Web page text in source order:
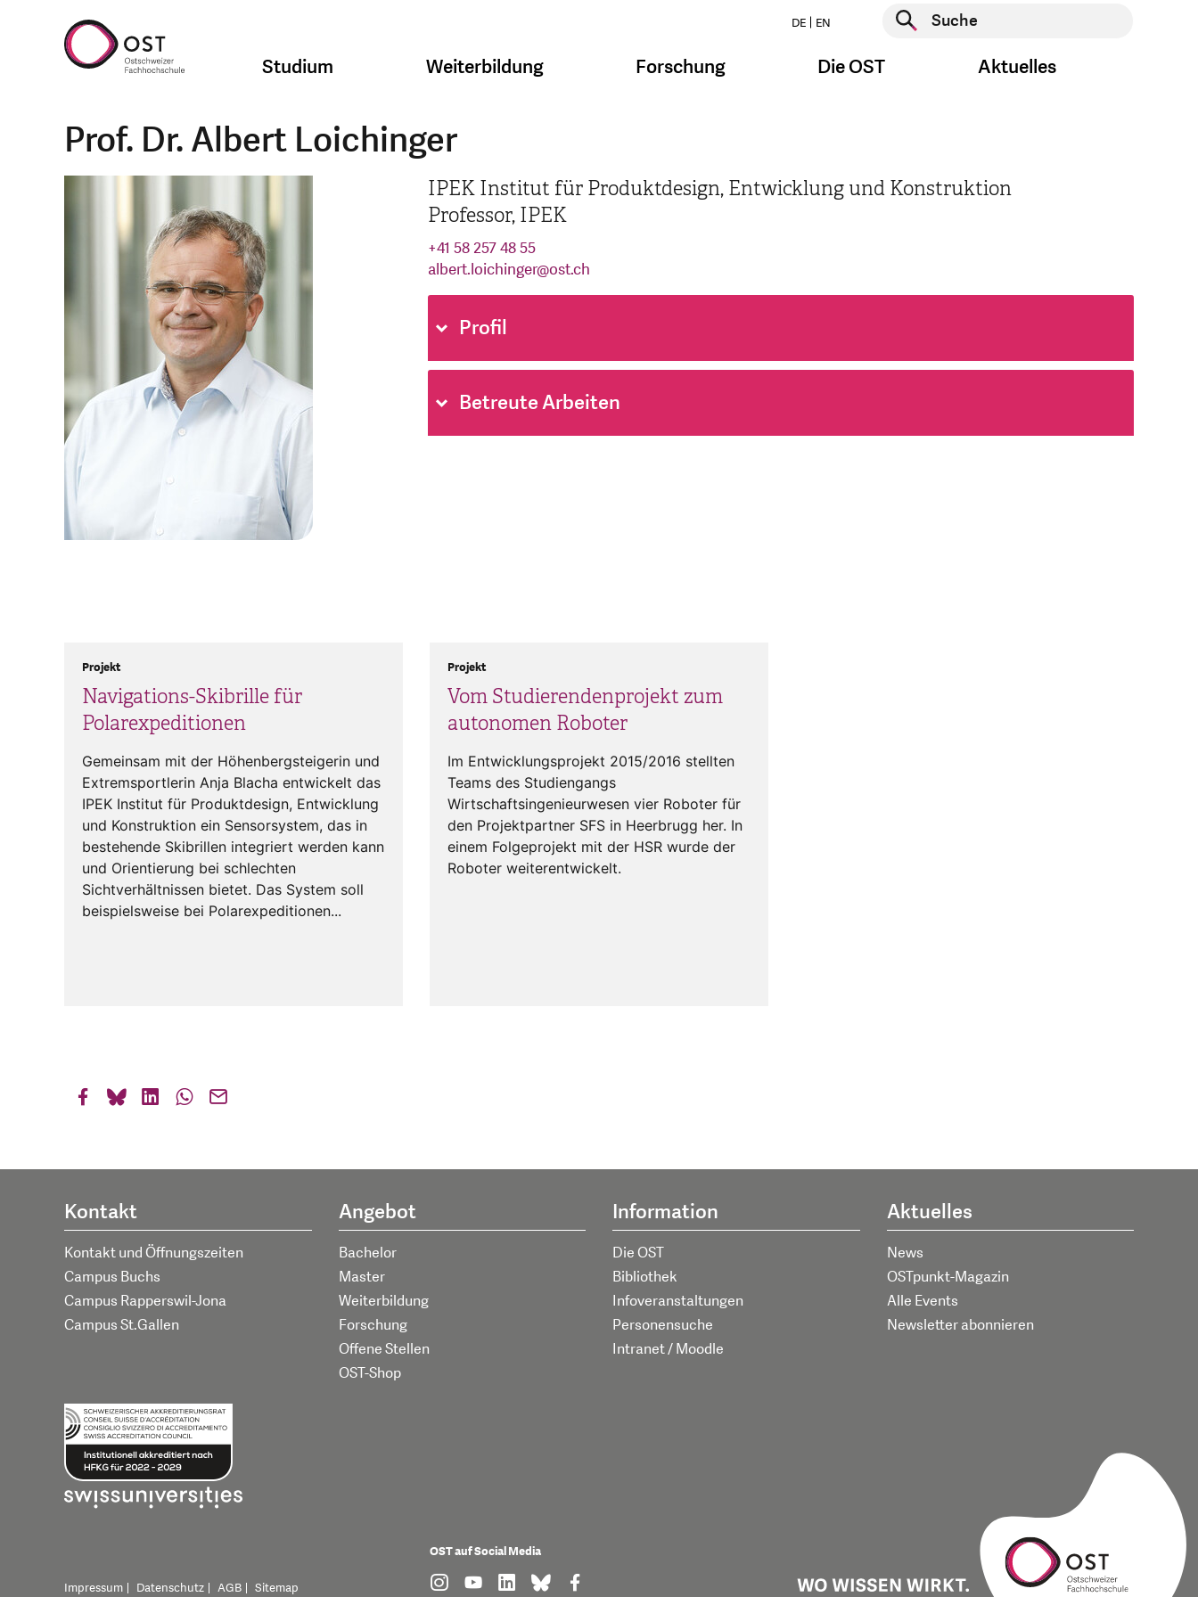
DE EN
Suche starten
Studium Weiterbildung Forschung Die OST Aktuelles
Prof. Dr. Albert Loichinger
IPEK Institut für Produktdesign, Entwicklung und Konstruktion
Professor, IPEK
+41 58 257 48 55
albert.loichinger@ost.ch
Profil
Betreute Arbeiten
Navigations-Skibrille für
Polarexpeditionen
Projekt
Gemeinsam mit der Höhenbergsteigerin und
Extremsportlerin Anja Blacha entwickelt das
IPEK Institut für Produktdesign, Entwicklung
und Konstruktion ein Sensorsystem, das in
bestehende Skibrillen integriert werden kann
und Orientierung bei schlechten
Sichtverhältnissen bietet. Das System soll
beispielsweise bei Polarexpeditionen...
Vom Studierendenprojekt zum
autonomen Roboter
Projekt
Im Entwicklungsprojekt 2015/2016 stellten
Teams des Studiengangs
Wirtschaftsingenieurwesen vier Roboter für
den Projektpartner SFS in Heerbrugg her. In
einem Folgeprojekt mit der HSR wurde der
Roboter weiterentwickelt.
Kontakt
Kontakt und Öffnungszeiten
Campus Buchs
Campus Rapperswil-Jona
Campus St.Gallen
Angebot
Bachelor
Master
Weiterbildung
Forschung
Offene Stellen
OST-Shop
Information
Die OST
Bibliothek
Infoveranstaltungen
Personensuche
Intranet / Moodle
Aktuelles
News
OSTpunkt-Magazin
Alle Events
Newsletter abonnieren
Impressum Datenschutz AGB Sitemap
OST auf Social Media
find us on: instagram
find us on: youtube
find us on: linkedin
find us on: bluesky
find us on: facebook